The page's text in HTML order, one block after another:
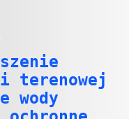
terenowej
wody